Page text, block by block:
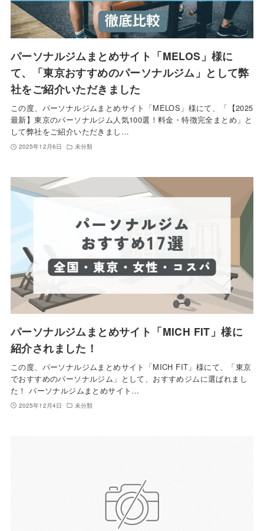
パーソナルジムまとめサイト「MELOS」様に
て、「東京おすすめのパーソナルジム」として弊
社をご紹介いただきました
この度、パーソナルジムまとめサイト「MELOS」様にて、「【2025
最新】東京のパーソナルジム人気100選！料金・特徴完全まとめ」と
して弊社をご紹介いただきまし…
2025年12月6日 未分類
パーソナルジムまとめサイト「MICH FIT」様に
紹介されました！
この度、パーソナルジムまとめサイト「MICH FIT」様にて、「東京
でおすすめのパーソナルジム」として、おすすめジムに選ばれまし
た！ パーソナルジムまとめサイト…
2025年12月4日 未分類